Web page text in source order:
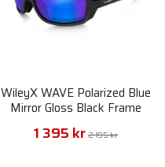
WileyX WAVE Polarized Blue
Mirror Gloss Black Frame
1 395 kr 2 195 kr